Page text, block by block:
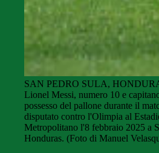
SAN PEDRO SULA,
Lionel Messi, numero 10 e
possesso del pallone durante il
disputato contro l'Olimpia al
Metropolitano l'8 febbraio 2025 a
Honduras. (Foto di Manuel